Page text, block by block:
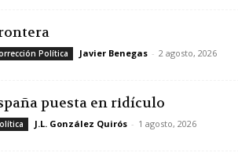
Política Javier Benegas - 2 agosto, 2026
puesta en ridículo
J.L. González Quirós - 1 agosto, 2026